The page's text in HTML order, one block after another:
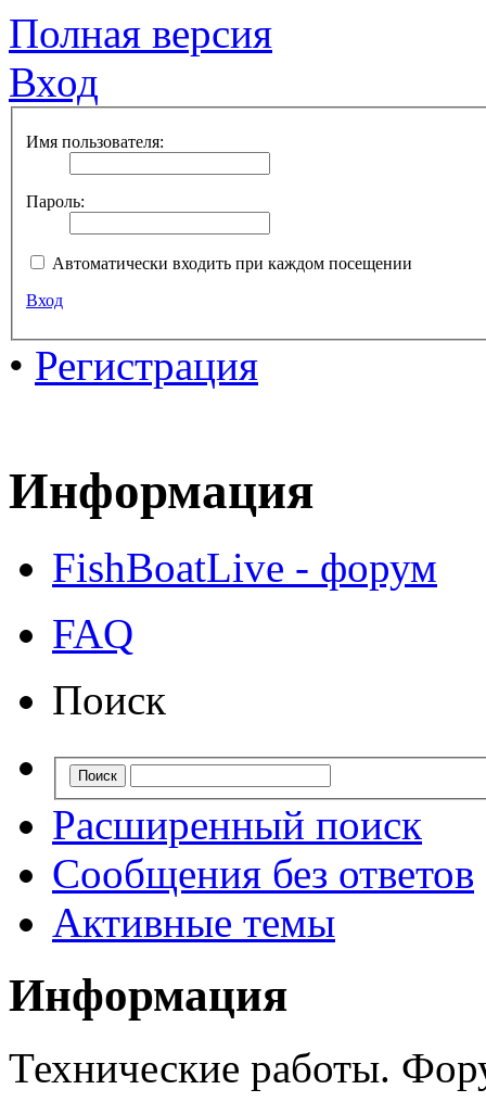
Полная версия
Вход
Имя пользователя:
Пароль:
Автоматически входить при каждом посещении
Вход
• Регистрация
Информация
FishBoatLive - форум
FAQ
Поиск
Расширенный поиск
Сообщения без ответов
Активные темы
Информация
Технические работы.